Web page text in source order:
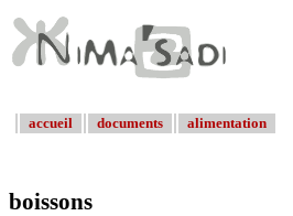
accueil documents alimentation
boissons